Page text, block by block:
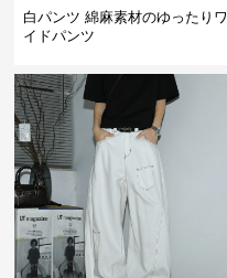
白パンツ 綿麻素材のゆったりワ
イドパンツ